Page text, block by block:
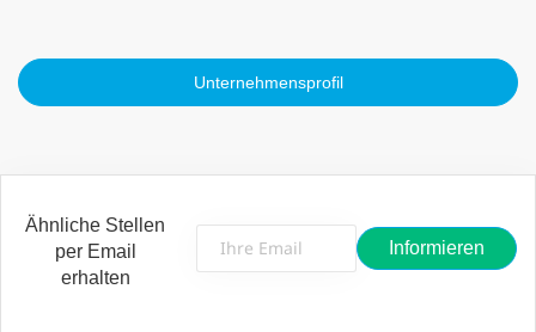
Unternehmensprofil
Ähnliche Stellen
per Email
erhalten